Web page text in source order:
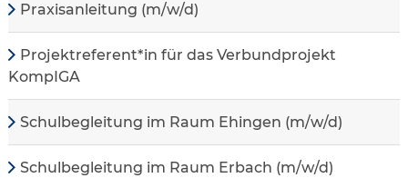
Praxisanleitung (m/w/d)
Projektreferent*in für das Verbundprojekt
KompIGA
Schulbegleitung im Raum Ehingen (m/w/d)
Schulbegleitung im Raum Erbach (m/w/d)